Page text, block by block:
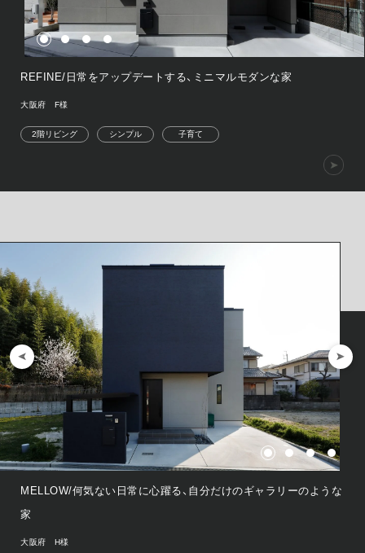
REFINE/日常をアップデートする、ミニマルモダンな家
大阪府 F様
2階リビング シンプル 子育て
MELLOW/何気ない日常に心躍る、自分だけのギャラリーのような
家
大阪府 H様